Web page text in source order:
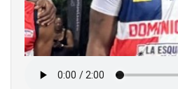
audio